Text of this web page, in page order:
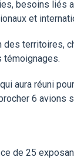
besoins liés
et
des territoires,
témoignages.
aura réuni
6 avions
de 25